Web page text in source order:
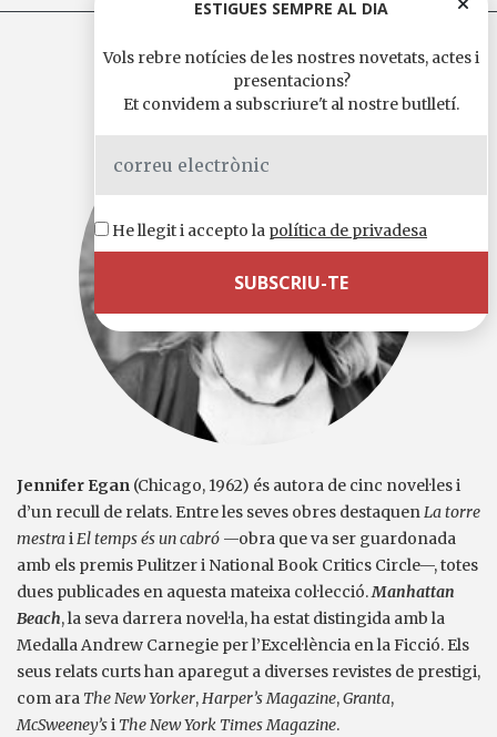
EGAN, JENNIFER
Jennifer Egan (Chicago, 1962) és autora de cinc novel·les i
d’un recull de relats. Entre les seves obres destaquenLa torre
mestraiEl temps és un cabró —obra que va ser guardonada
amb els premis Pulitzer i National Book Critics Circle—, totes
dues publicades en aquesta mateixa col·lecció.Manhattan
Beach, la seva darrera novel·la, ha estat distingida amb la
Medalla Andrew Carnegie per l’Excel·lència en la Ficció. Els
seus relats curts han aparegut a diverses revistes de prestigi,
com ara The New Yorker,Harper’s Magazine,Granta,
McSweeney’si The New York Times Magazine.
ESTIGUES SEMPRE AL DIA
Vols rebre notícies de les nostres novetats, actes i
presentacions?
Et convidem a subscriure't al nostre butlletí.
He llegit i accepto la política de privadesa